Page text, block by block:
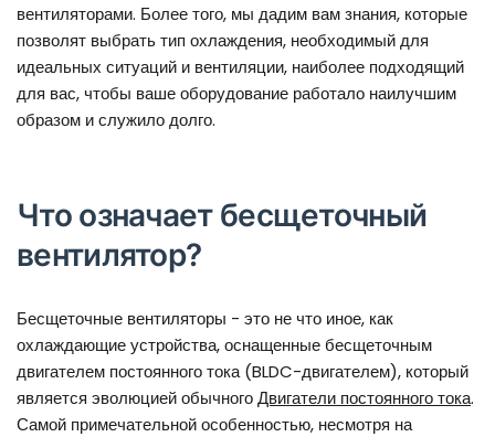
вентиляторами. Более того, мы дадим вам знания, которые
позволят выбрать тип охлаждения, необходимый для
идеальных ситуаций и вентиляции, наиболее подходящий
для вас, чтобы ваше оборудование работало наилучшим
образом и служило долго.
Что означает бесщеточный
вентилятор?
Бесщеточные вентиляторы - это не что иное, как
охлаждающие устройства, оснащенные бесщеточным
двигателем постоянного тока (BLDC-двигателем), который
является эволюцией обычногоДвигатели постоянного тока.
Самой примечательной особенностью, несмотря на